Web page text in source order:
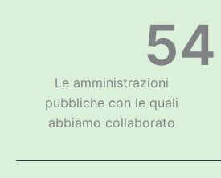
54
Le amministrazioni
pubbliche con le quali
abbiamo collaborato